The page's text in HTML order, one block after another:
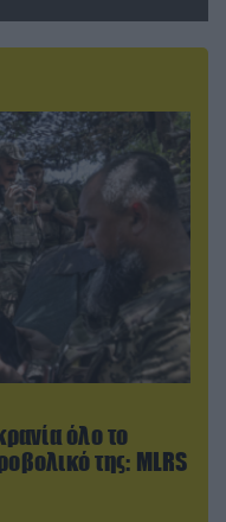
όλο το
της: MLRS